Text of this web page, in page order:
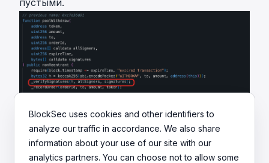
пустыми.
BlockSec uses cookies and other identifiers to
analyze our traffic in accordance. We also share
information about your use of our site with our
analytics partners. You can choose not to allow some